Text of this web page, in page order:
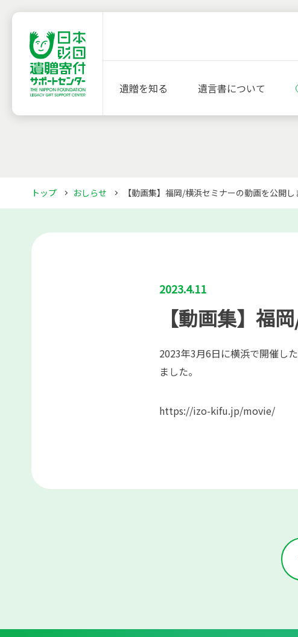
遺贈を知る 遺言書について
トップ おしらせ 【動画集】福岡/横浜セミナーの動画を公開し
2023.4.11
【動画集】福
2023年3月6日に横浜で開催し
ました。
https://izo-kifu.jp/movie/